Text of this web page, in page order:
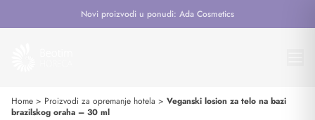
Novi proizvodi u ponudi: Ada Cosmetics
Home > Proizvodi za opremanje hotela > Veganski losion za telo na bazi
brazilskog oraha – 30 ml